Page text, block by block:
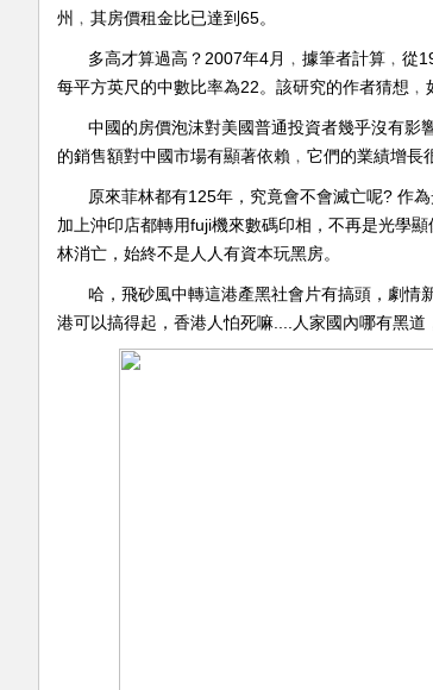
州﹐其房價租金比已達到65。
多高才算過高？2007年4月﹐據筆者計算﹐從
每平方英尺的中數比率為22。該研究的作者猜想
中國的房價泡沫對美國普通投資者幾乎沒有影
的銷售額對中國市場有顯著依賴﹐它們的業績增長
原來菲林都有125年，究竟會不會滅亡呢? 作
加上沖印店都轉用fuji機來數碼印相，不再是光學
林消亡，始終不是人人有資本玩黑房。
哈，飛砂風中轉這港產黑社會片有搞頭，劇情
港可以搞得起，香港人怕死嘛....人家國內哪有黑